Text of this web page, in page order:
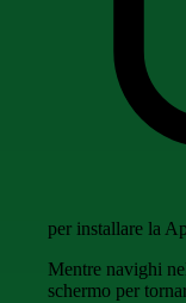
per installare la
Mentre navighi
schermo per